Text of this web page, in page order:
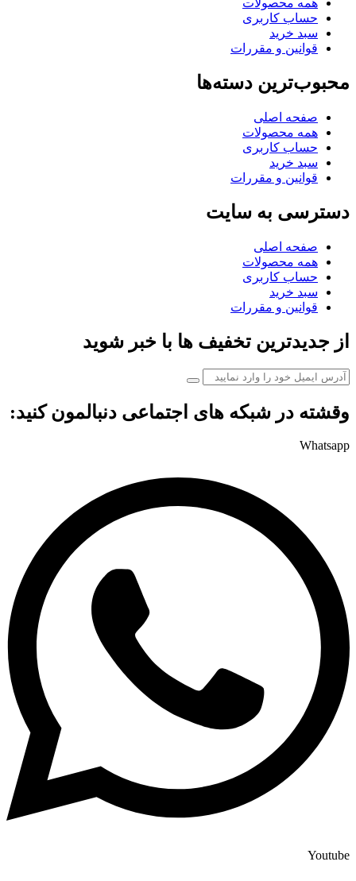
همه محصولات
حساب کاربری
سبد خرید
قوانین و مقررات
محبوب‌ترین دسته‌ها
صفحه اصلی
همه محصولات
حساب کاربری
سبد خرید
قوانین و مقررات
دسترسی به سایت
صفحه اصلی
همه محصولات
حساب کاربری
سبد خرید
قوانین و مقررات
از جدیدترین تخفیف ها با خبر شوید
وقشته در شبکه های اجتماعی دنبالمون کنید:
Whatsapp
Youtube